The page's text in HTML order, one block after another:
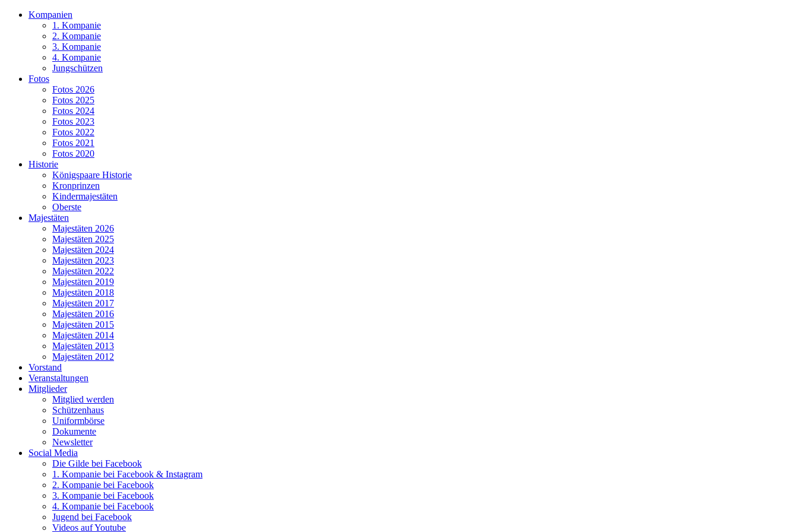
Kompanien
1. Kompanie
2. Kompanie
3. Kompanie
4. Kompanie
Jungschützen
Fotos
Fotos 2026
Fotos 2025
Fotos 2024
Fotos 2023
Fotos 2022
Fotos 2021
Fotos 2020
Historie
Königspaare Historie
Kronprinzen
Kindermajestäten
Oberste
Majestäten
Majestäten 2026
Majestäten 2025
Majestäten 2024
Majestäten 2023
Majestäten 2022
Majestäten 2019
Majestäten 2018
Majestäten 2017
Majestäten 2016
Majestäten 2015
Majestäten 2014
Majestäten 2013
Majestäten 2012
Vorstand
Veranstaltungen
Mitglieder
Mitglied werden
Schützenhaus
Uniformbörse
Dokumente
Newsletter
Social Media
Die Gilde bei Facebook
1. Kompanie bei Facebook & Instagram
2. Kompanie bei Facebook
3. Kompanie bei Facebook
4. Kompanie bei Facebook
Jugend bei Facebook
Videos auf Youtube